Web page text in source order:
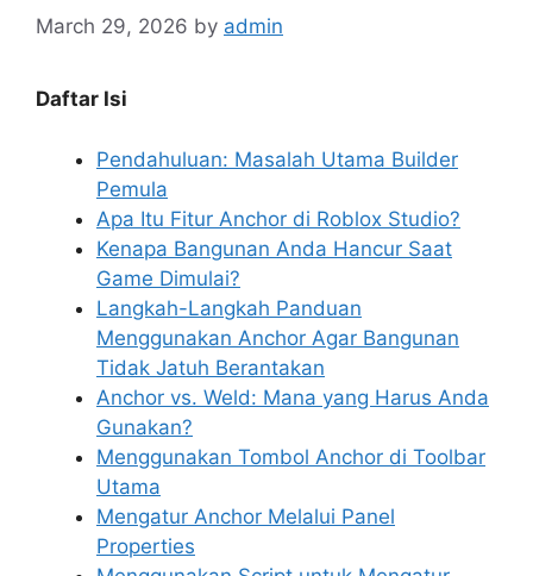
March 29, 2026 by admin
Daftar Isi
Pendahuluan: Masalah Utama Builder
Pemula
Apa Itu Fitur Anchor di Roblox Studio?
Kenapa Bangunan Anda Hancur Saat
Game Dimulai?
Langkah-Langkah Panduan
Menggunakan Anchor Agar Bangunan
Tidak Jatuh Berantakan
Anchor vs. Weld: Mana yang Harus Anda
Gunakan?
Menggunakan Tombol Anchor di Toolbar
Utama
Mengatur Anchor Melalui Panel
Properties